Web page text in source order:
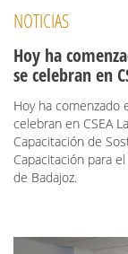
NOTICIAS
Hoy ha
se celebran en
Hoy ha comenzado
celebran en CSEA
Capacitación de
Capacitación para
de Badajoz.